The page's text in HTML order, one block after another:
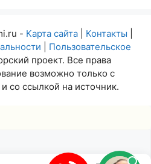
- Карта сайта| Контакты
Пользовательское
проект. Все права
возможно только с
со ссылкой на источник.